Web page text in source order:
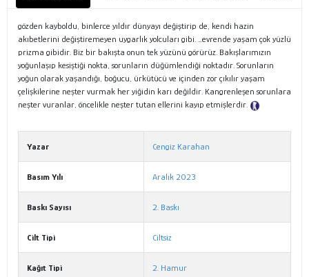
gözden kayboldu, binlerce yıldır dünyayı değiştirip de, kendi hazin
akıbetlerini değiştiremeyen uygarlık yolcuları gibi. …evrende yaşam çok yüzlü
prizma gibidir. Biz bir bakışta onun tek yüzünü görürüz. Bakışlarımızın
yoğunlaşıp kesiştiği nokta, sorunların düğümlendiği noktadır. Sorunların
yoğun olarak yaşandığı, boğucu, ürkütücü ve içinden zor çıkılır yaşam
çelişkilerine neşter vurmak her yiğidin karı değildir. Kangrenleşen sorunlara
neşter vuranlar, öncelikle neşter tutan ellerini kayıp etmişlerdir.
Yazar Cengiz Karahan
Basım Yılı Aralık 2023
Baskı Sayısı 2. Baskı
Cilt Tipi Ciltsiz
Kağıt Tipi 2. Hamur